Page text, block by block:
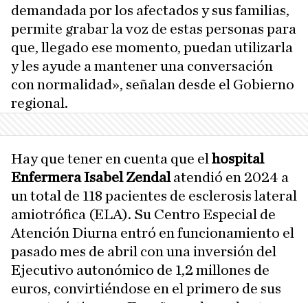
demandada por los afectados y sus familias,
permite grabar la voz de estas personas para
que, llegado ese momento, puedan utilizarla
y les ayude a mantener una conversación
con normalidad», señalan desde el Gobierno
regional.
Hay que tener en cuenta que el hospital
Enfermera Isabel Zendalatendió en 2024 a
un total de 118 pacientes de esclerosis lateral
amiotrófica (ELA). Su Centro Especial de
Atención Diurna entró en funcionamiento el
pasado mes de abril con una inversión del
Ejecutivo autonómico de 1,2 millones de
euros, convirtiéndose en el primero de sus